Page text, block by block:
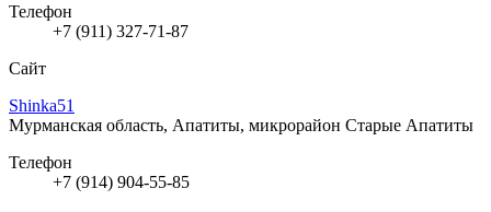
Телефон
+7 (911) 327-71-87
Сайт
Shinka51
Мурманская область, Апатиты, микрорайон Старые Апатиты
Телефон
+7 (914) 904-55-85